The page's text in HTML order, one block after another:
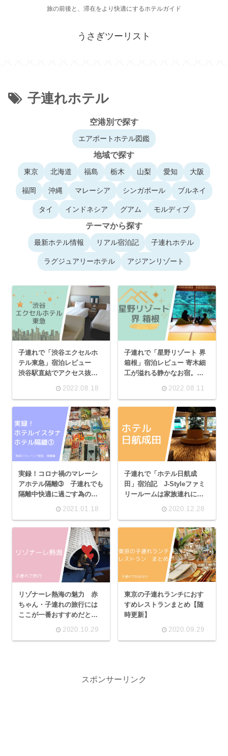
旅の前後と、滞在をより快適にするホテルガイド
うさぎツーリスト
子連れホテル
空港別で探す
エアポートホテル図鑑
地域で探す
東京 北海道 福島 栃木 山梨 愛知 大阪
福岡 沖縄 マレーシア シンガポール ブルネイ
タイ インドネシア グアム モルディブ
テーマから探す
最新ホテル情報 リアル宿泊記 子連れホテル
ラグジュアリーホテル アジアンリゾート
子連れで「渋谷エクセルホ
テル東急」宿泊レビュー
渋谷駅直結でアクセス抜
2022.08.18
子連れで「星野リゾート 界
箱根」宿泊レビュー 寄木細
工が溢れる静かなお宿。絶
癒される！でも子供連れに
2022.08.11
実録！コロナ禍のマレーシ
アホテル隔離➂ 子連れでも
隔離中快適に過ごす為の持
2021.01.18
子連れで「ホテル日航成
田」宿泊記 J-Styleファミ
リールームは家族連れに最
2020.12.28
リゾナーレ熱海の魅力 赤
ちゃん・子連れの旅行には
ここが一番おすすめだと思
2020.10.29
東京の子連れランチにおす
すめレストランまとめ【随
時更新】
2020.09.29
スポンサーリンク